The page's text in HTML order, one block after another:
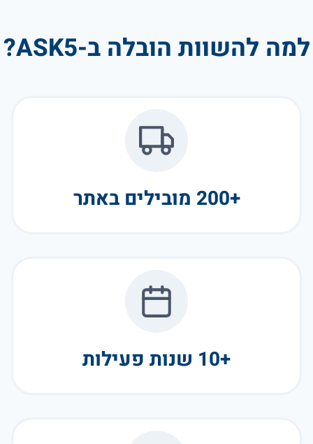
למה להשוות הובלה ב-ASK5?
+200 מובילים באתר
+10 שנות פעילות